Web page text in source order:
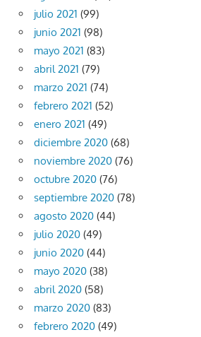
julio 2021 (99)
junio 2021 (98)
mayo 2021 (83)
abril 2021 (79)
marzo 2021 (74)
febrero 2021 (52)
enero 2021 (49)
diciembre 2020 (68)
noviembre 2020 (76)
octubre 2020 (76)
septiembre 2020 (78)
agosto 2020 (44)
julio 2020 (49)
junio 2020 (44)
mayo 2020 (38)
abril 2020 (58)
marzo 2020 (83)
febrero 2020 (49)